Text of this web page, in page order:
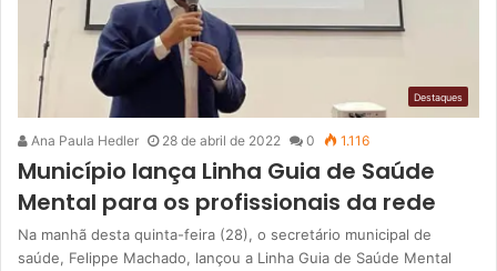
Destaques
Ana Paula Hedler 28 de abril de 2022 0 1.116
Município lança Linha Guia de Saúde
Mental para os profissionais da rede
Na manhã desta quinta-feira (28), o secretário municipal de
saúde, Felippe Machado, lançou a Linha Guia de Saúde Mental